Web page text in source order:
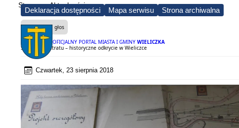
Deklaracja dostępności Mapa serwisu Strona archiwalna
OFICJALNY PORTAL MIASTA I GMINY WIELICZKA
Strona Aktualności
Czytaj na głos
Skarby Magistratu – historyczne odkrycie w Wieliczce
Czwartek, 23 sierpnia 2018